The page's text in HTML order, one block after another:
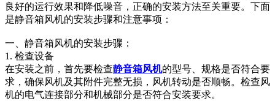
良好的运行效果和降低噪音，正确的安装方法至关重要。下面
是静音箱风机的安装步骤和注意事项：
一、静音箱风机的安装步骤：
1. 检查设备
在安装之前，首先要检查静音箱风机的型号、规格是否符合要
求，确保风机及其附件完整无损，风机转动是否顺畅。检查风
机的电气连接部分和机械部分是否符合安装要求。